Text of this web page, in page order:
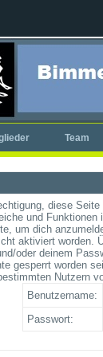
Team
diese Seite
und
um dich
aktiviert worden.
oder deinem
gesperrt worden
Nutzern
Benutzername:
Passwort: